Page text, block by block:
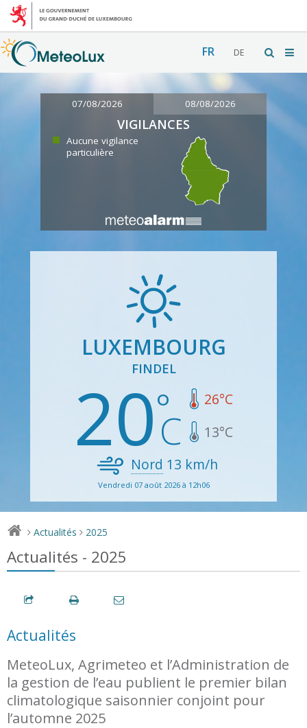
FR DE
07/08/2026 08/08/2026
VIGILANCES
Aucune vigilance
particulière
LUXEMBOURG
FINDEL
20 26°C
13°C
Nord 13 km/h
Vendredi 07 août 2026 à 12h06
> Actualités > 2025
Actualités - 2025
Actualités
MeteoLux, Agrimeteo et l’Administration de
la gestion de l’eau publient le premier bilan
climatologique saisonnier conjoint pour
l’automne 2025